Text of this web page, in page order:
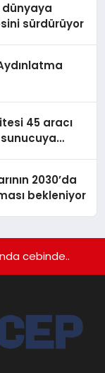
dünyaya
sürdürüyor
45 aracı
2030’da
bekleniyor
cebinde..